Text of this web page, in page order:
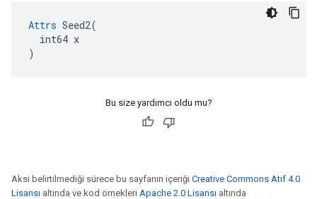
Attrs Seed2(
  int64 x
)
Bu size yardımcı oldu mu?
Aksi belirtilmediği sürece bu sayfanın içeriği Creative Commons Atıf 4.0
Lisansı altında ve kod örnekleri Apache 2.0 Lisansı altında